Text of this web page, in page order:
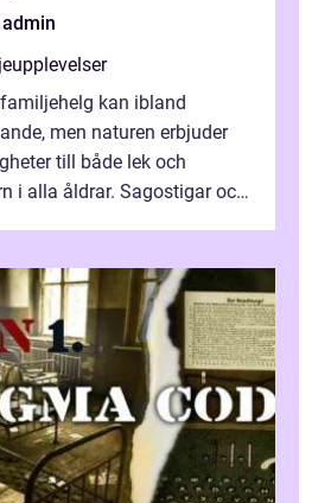
admin
kan ibland
men naturen erbjuder
till både lek och
i alla åldrar. Sagostigar och